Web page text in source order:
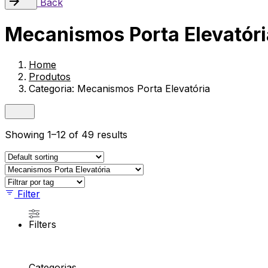
Back
Mecanismos Porta
Home
Produtos
Categoria: Mecanismos Porta Elevatória
Showing 1–12 of 49 results
Filter
Filters